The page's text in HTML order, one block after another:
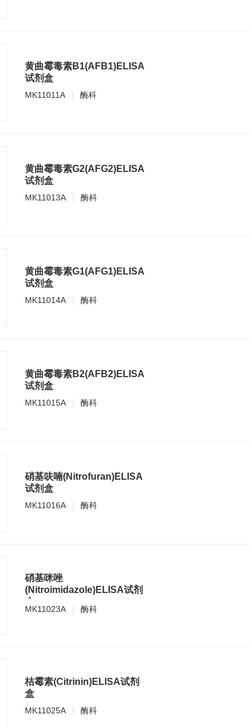
黄曲霉毒素B1(AFB1)ELISA
试剂盒
MK11011A 酶科
黄曲霉毒素G2(AFG2)ELISA
试剂盒
MK11013A 酶科
黄曲霉毒素G1(AFG1)ELISA
试剂盒
MK11014A 酶科
黄曲霉毒素B2(AFB2)ELISA
试剂盒
MK11015A 酶科
硝基呋喃(Nitrofuran)ELISA
试剂盒
MK11016A 酶科
硝基咪唑
(Nitroimidazole)ELISA试剂
盒
MK11023A 酶科
桔霉素(Citrinin)ELISA试剂
盒
MK11025A 酶科